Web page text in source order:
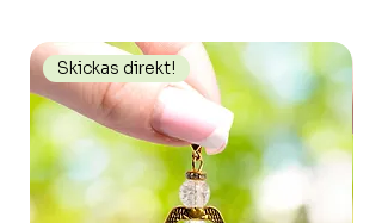
Skickas direkt!